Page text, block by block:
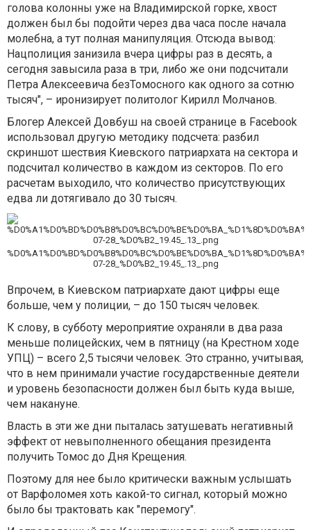
голова колонны уже на Владимирской горке, хвост
должен был бы подойти через два часа после начала
молебна, а тут полная манипуляция. Отсюда вывод:
Нацполиция занизила вчера цифры раз в десять, а
сегодня завысила раза в три, либо же они подсчитали
Петра Алексеевича безТомосного как одного за сотню
тысяч", – иронизирует политолог Кирилл Молчанов.
Блогер Алексей Довбуш на своей странице в Facebook
использовал другую методику подсчета: разбил
скриншот шествия Киевского патриархата на сектора и
подсчитал количество в каждом из секторов. По его
расчетам выходило, что количество присутствующих
едва ли дотягивало до 30 тысяч.
07-28_%D0%B2_19.45_.13_.png
Впрочем, в Киевском патриархате дают цифры еще
больше, чем у полиции, – до 150 тысяч человек.
К слову, в субботу мероприятие охраняли в два раза
меньше полицейских, чем в пятницу (на Крестном ходе
УПЦ) – всего 2,5 тысячи человек. Это странно, учитывая,
что в нем принимали участие государственные деятели
и уровень безопасности должен был быть куда выше,
чем накануне.
Власть в эти же дни пыталась затушевать негативный
эффект от невыполненного обещания президента
получить Томос до Дня Крещения.
Поэтому для нее было критически важным услышать
от Варфоломея хоть какой-то сигнал, который можно
было бы трактовать как "перемогу".